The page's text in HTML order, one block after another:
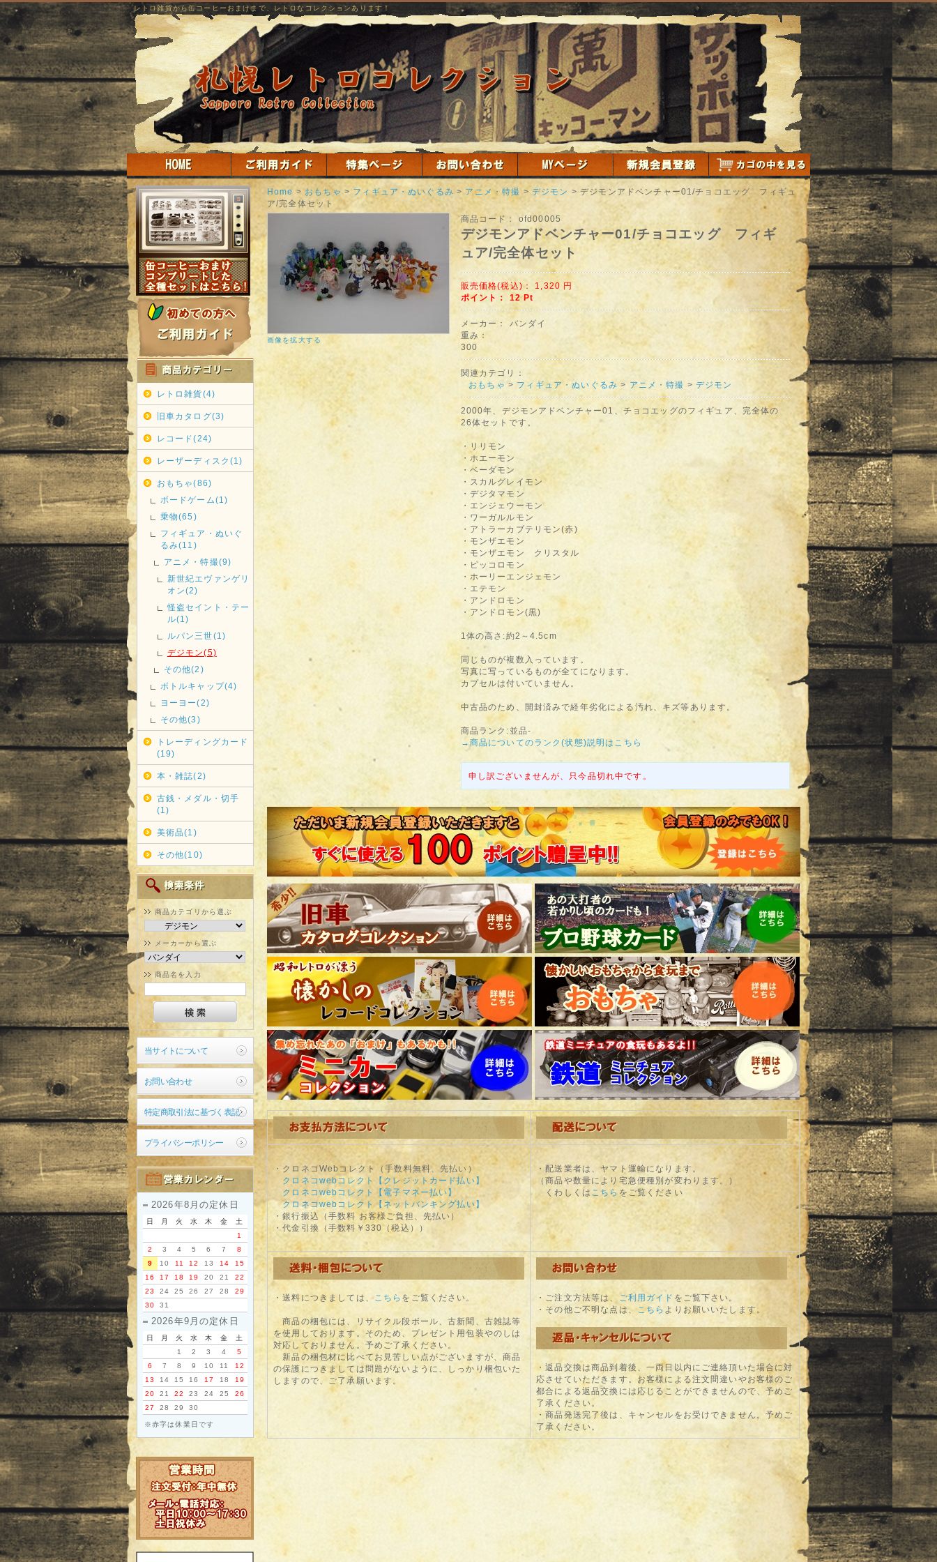
レトロ雑貨から缶コーヒーおまけまで、レトロなコレクションあります！
レトロ雑貨(4)
旧車カタログ(3)
レコード(24)
レーザーディスク(1)
おもちゃ(86)
ボードゲーム(1)
乗物(65)
フィギュア・ぬいぐ
るみ(11)
アニメ・特撮(9)
新世紀エヴァンゲリ
オン(2)
怪盗セイント・テー
ル(1)
ルパン三世(1)
デジモン(5)
その他(2)
ボトルキャップ(4)
ヨーヨー(2)
その他(3)
トレーディングカード
(19)
本・雑誌(2)
古銭・メダル・切手
(1)
美術品(1)
その他(10)
商品カテゴリから選ぶ
メーカーから選ぶ
商品名を入力
当サイトについて
お問い合わせ
特定商取引法に基づく表記
プライバシーポリシー
2026年8月の定休日
日 月 火 水 木 金
土
1
2
3 4 5 6 7
8
9
10 11 12 13 14
15
16
17 18 19 20 21
22
23
24 25 26 27 28
29
30
31
2026年9月の定休日
日 月 火 水 木 金
土
1
2 3 4
5
6
7 8 9 10 11
12
13
14 15 16 17 18
19
20
21 22 23 24 25
26
27
28 29 30
※赤字は休業日です
Home > おもちゃ > フィギュア・ぬいぐるみ > アニメ・特撮 > デジモン >デジモンアドベンチャー01/チョコエッグ フィギュ
ア/完全体セット
画像を拡大する
商品コード： ofd00005
デジモンアドベンチャー01/チョコエッグ フィギ
ュア/完全体セット
販売価格(税込)： 1,320 円
ポイント： 12Pt
メーカー：
バンダイ
重み：
300
関連カテゴリ：
おもちゃ > フィギュア・ぬいぐるみ > アニメ・特撮 > デジモン
2000年、デジモンアドベンチャー01、チョコエッグのフィギュア、完全体の
26体セットです。
・リリモン
・ホエーモン
・ベーダモン
・スカルグレイモン
・デジタマモン
・エンジェウーモン
・ワーガルルモン
・アトラーカブテリモン(赤)
・モンザエモン
・モンザエモン クリスタル
・ピッコロモン
・ホーリーエンジェモン
・エテモン
・アンドロモン
・アンドロモン(黒)
1体の高さ:約2～4.5cm
同じものが複数入っています。
写真に写っているものが全てになります。
カプセルは付いていません。
中古品のため、開封済みで経年劣化による汚れ、キズ等あります。
商品ランク:並品-
→商品についてのランク(状態)説明はこちら
申し訳ございませんが、只今品切れ中です。
・クロネコWebコレクト（手数料無料、先払い）
クロネコwebコレクト【クレジットカード払い】
クロネコwebコレクト【電子マネー払い】
クロネコwebコレクト【ネットバンキング払い】
・銀行振込（手数料 お客様ご負担、先払い）
・代金引換（手数料￥330（税込））
・配送業者は、ヤマト運輸になります。
（商品や数量により宅急便種別が変わります。）
くわしくは こちら をご覧ください
・送料につきましては、 こちら をご覧ください。
商品の梱包には、リサイクル段ボール、古新聞、古雑誌等
を使用しております。そのため、プレゼント用包装やのしは
対応しておりません。予めご了承ください。
新品の梱包材に比べてお見苦しい点がございますが、商品
の保護につきましては問題がないように、しっかり梱包いた
しますので、ご了承願います。
・ご注文方法等は、 ご利用ガイド をご覧下さい。
・その他ご不明な点は、こちら よりお願いいたします。
・返品交換は商品到着後、一両日以内にご連絡頂いた場合に対
応させていただきます。お客様による注文間違いやお客様のご
都合による返品交換には応じることができませんので、予めご
了承ください。
・商品発送完了後は、キャンセルをお受けできません。予めご
了承ください。